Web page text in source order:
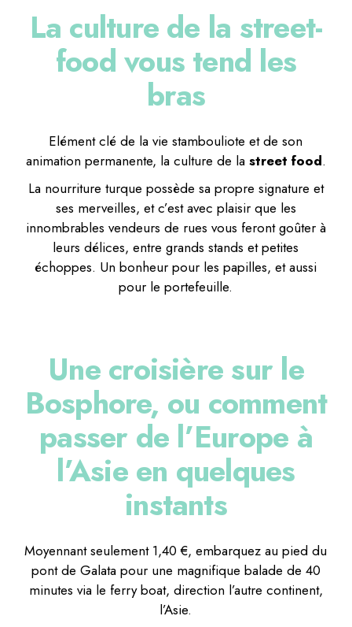
La culture de la street-
food vous tend les
bras
Elément clé de la vie stambouliote et de son
animation permanente, la culture de la street food.
La nourriture turque possède sa propre signature et
ses merveilles, et c’est avec plaisir que les
innombrables vendeurs de rues vous feront goûter à
leurs délices, entre grands stands et petites
échoppes. Un bonheur pour les papilles, et aussi
pour le portefeuille.
Une croisière sur le
Bosphore, ou comment
passer de l’Europe à
l’Asie en quelques
instants
Moyennant seulement 1,40 €, embarquez au pied du
pont de Galata pour une magnifique balade de 40
minutes via le ferry boat, direction l’autre continent,
l’Asie.